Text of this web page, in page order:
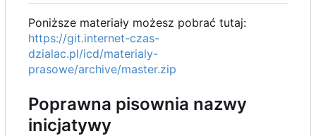
Poniższe materiały możesz pobrać tutaj:
https://git.internet-czas-
dzialac.pl/icd/materialy-
prasowe/archive/master.zip
Poprawna pisownia nazwy
inicjatywy